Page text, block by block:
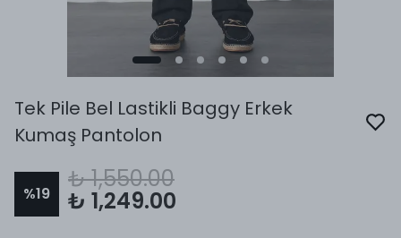
Tek Pile Bel Lastikli Baggy Erkek
Kumaş Pantolon
%19
₺ 1,550.00
₺ 1,249.00